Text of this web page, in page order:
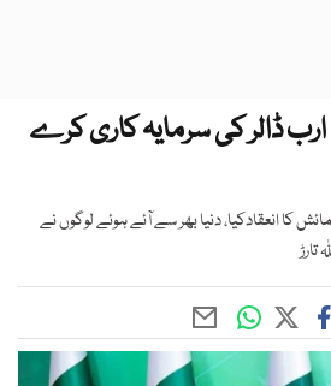
قطر پاکستان میں 3 ارب ڈالر کی سرمایہ کاری کرے
کا انعقادکیا، دنیا بھر سے آئے ہوئے لوگوں نے
تارڑ